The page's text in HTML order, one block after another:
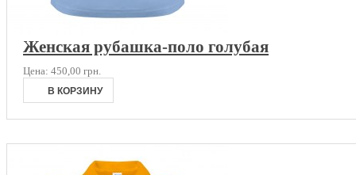
Женская рубашка-поло голубая
Цена: 450,00 грн.